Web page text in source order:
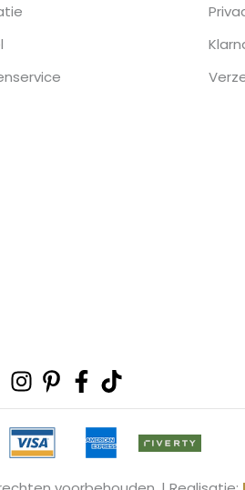
Instagram
Pinterest-
Facebook-
f
Tiktok